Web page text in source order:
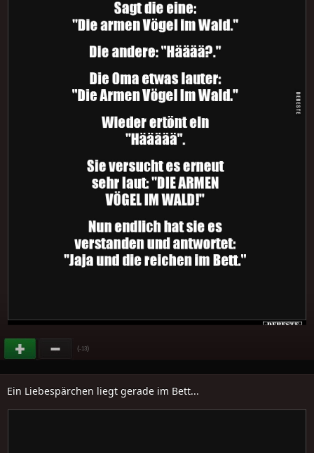
(-13)
Ein Liebespärchen liegt gerade im Bett...